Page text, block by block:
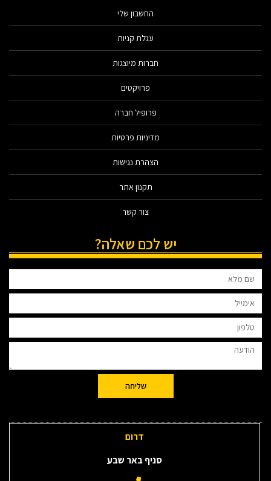
החשבון שלי
עגלת קניות
חברות מיוצגות
פרויקטים
פרופיל חברה
מדיניות פרטיות
הצהרת נגישות
תקנון אתר
צור קשר
יש לכם שאלה?
שליחה
דרום
סניף באר שבע